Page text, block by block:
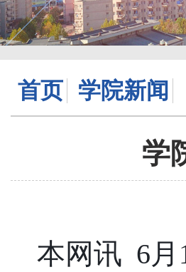
首页 学院新闻
学
本网讯 6